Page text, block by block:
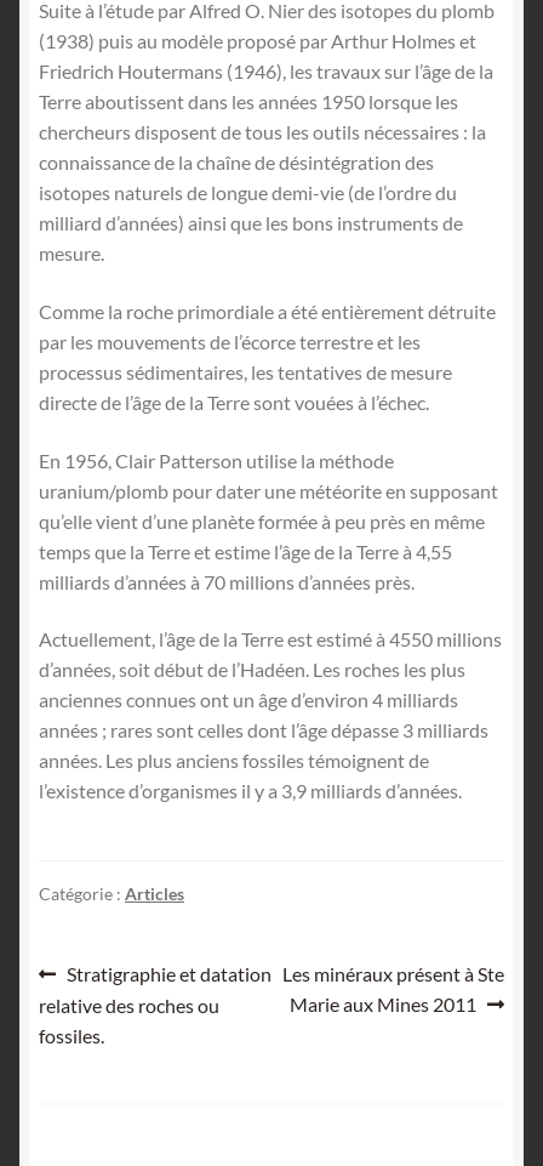
Suite à l’étude par Alfred O. Nier des isotopes du plomb
(1938) puis au modèle proposé par Arthur Holmes et
Friedrich Houtermans (1946), les travaux sur l’âge de la
Terre aboutissent dans les années 1950 lorsque les
chercheurs disposent de tous les outils nécessaires : la
connaissance de la chaîne de désintégration des
isotopes naturels de longue demi-vie (de l’ordre du
milliard d’années) ainsi que les bons instruments de
mesure.
Comme la roche primordiale a été entièrement détruite
par les mouvements de l’écorce terrestre et les
processus sédimentaires, les tentatives de mesure
directe de l’âge de la Terre sont vouées à l’échec.
En 1956, Clair Patterson utilise la méthode
uranium/plomb pour dater une météorite en supposant
qu’elle vient d’une planète formée à peu près en même
temps que la Terre et estime l’âge de la Terre à 4,55
milliards d’années à 70 millions d’années près.
Actuellement, l’âge de la Terre est estimé à 4550 millions
d’années, soit début de l’Hadéen. Les roches les plus
anciennes connues ont un âge d’environ 4 milliards
années ; rares sont celles dont l’âge dépasse 3 milliards
années. Les plus anciens fossiles témoignent de
l’existence d’organismes il y a 3,9 milliards d’années.
Catégorie : Articles
Navigation
de
Article
précédent :
Stratigraphie et datation
relative des roches ou
fossiles.
Article
suivant :
Les minéraux présent à Ste
Marie aux Mines 2011